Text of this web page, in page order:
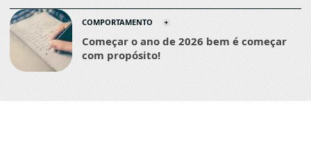
COMPORTAMENTO
Começar o ano de 2026 bem é começar
com propósito!